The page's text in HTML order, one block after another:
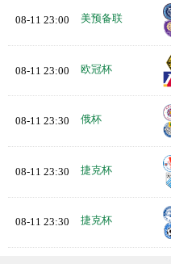
08-11 23:00 美预备联
08-11 23:00 欧冠杯
08-11 23:30 俄杯
08-11 23:30 捷克杯
08-11 23:30 捷克杯